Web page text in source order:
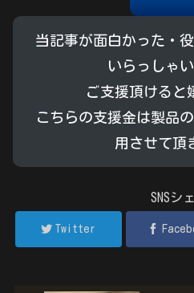
当記事が面白かった・
いらっしゃ
ご支援頂けると
こちらの支援金は製品
用させて頂
SNSシ
Twitter